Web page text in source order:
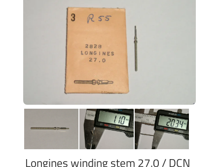
Longines winding stem 27.0 / DCN